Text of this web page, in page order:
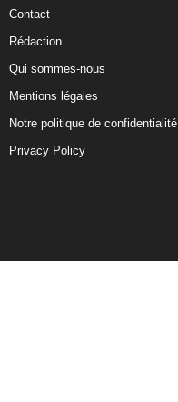
Contact
Rédaction
Qui sommes-nous
Mentions légales
Notre politique de confidentialité
Privacy Policy